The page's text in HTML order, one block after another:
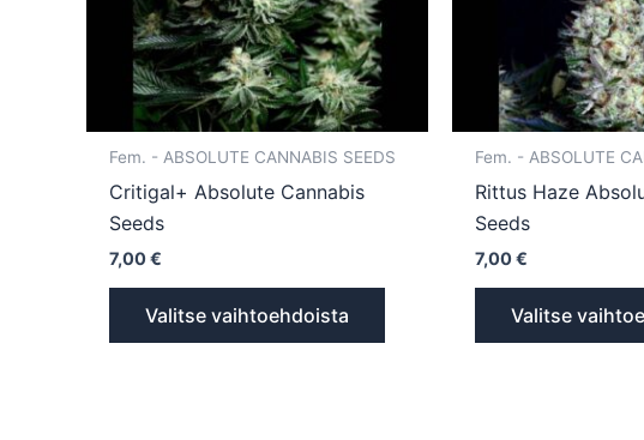
Fem. - ABSOLUTE CANNABIS SEEDS
Critigal+ Absolute Cannabis
Seeds
7,00€
Valitse vaihtoehdoista
Fem. - ABSOLUTE
Rittus Haze
Seeds
7,00€
Valitse